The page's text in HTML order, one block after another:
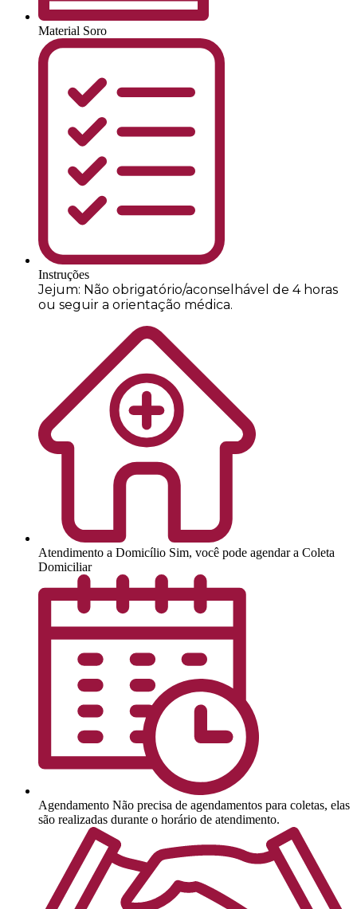
Material Soro
Instruções
Jejum: Não obrigatório/aconselhável de 4 horas
ou seguir a orientação médica.
Atendimento a Domicílio Sim, você pode agendar a Coleta
Domiciliar
Agendamento Não precisa de agendamentos para coletas, elas
são realizadas durante o horário de atendimento.